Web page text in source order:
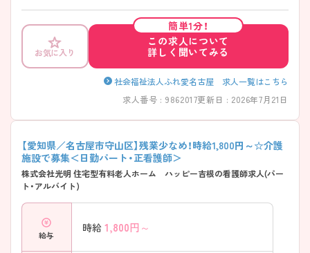
ある方はお気軽にお問い合わせくださいませ。
お気に入り
簡単1分！
この求人について
詳しく聞いてみる
社会福祉法人ふれ愛名古屋 求人一覧はこちら
求人番号 : 9862017更新日 : 2026年7月21日
【愛知県／名古屋市守山区】残業少なめ！時給1,800円～☆介護
施設で募集＜日勤パート・正看護師＞
株式会社光明 住宅型有料老人ホーム ハッピー吉根の看護師求人(パー
ト・アルバイト)
給与
時給 1,800円～